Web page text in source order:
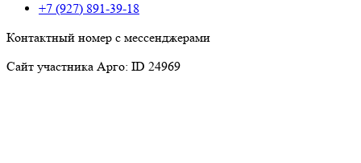
+7 (927) 891-39-18
Контактный номер с мессенджерами
Сайт участника Арго: ID 24969